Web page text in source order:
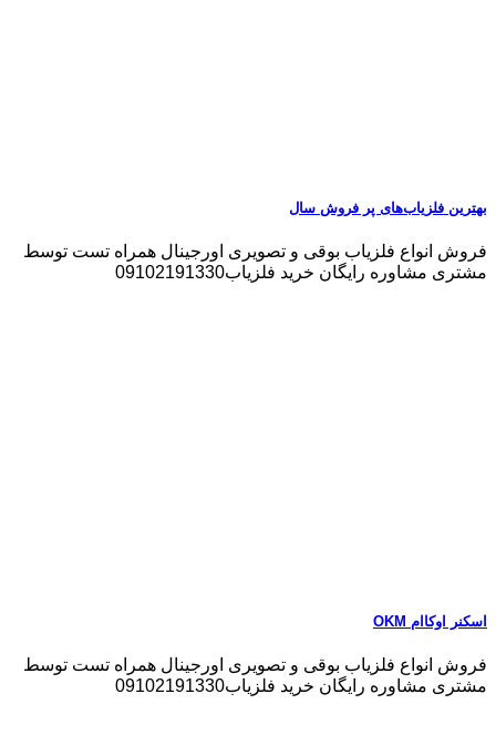
بهترین فلزیاب‌های پر فروش سال
فروش انواع فلزیاب بوقی و تصویری اورجینال همراه تست توسط
مشتری مشاوره رایگان خرید فلزیاب09102191330
اسکنر اوکاام OKM
فروش انواع فلزیاب بوقی و تصویری اورجینال همراه تست توسط
مشتری مشاوره رایگان خرید فلزیاب09102191330